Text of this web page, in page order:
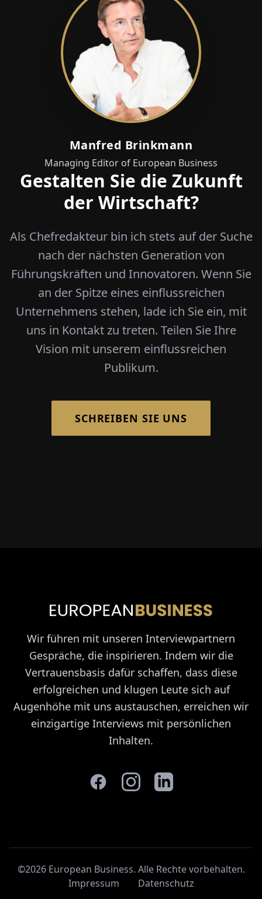
Manfred Brinkmann
Managing Editor of European Business
Gestalten Sie die Zukunft
der Wirtschaft?
Als Chefredakteur bin ich stets auf der Suche
nach der nächsten Generation von
Führungskräften und Innovatoren. Wenn Sie
an der Spitze eines einflussreichen
Unternehmens stehen, lade ich Sie ein, mit
uns in Kontakt zu treten. Teilen Sie Ihre
Vision mit unserem einflussreichen
Publikum.
SCHREIBEN SIE UNS
Wir führen mit unseren Interviewpartnern
Gespräche, die inspirieren. Indem wir die
Vertrauensbasis dafür schaffen, dass diese
erfolgreichen und klugen Leute sich auf
Augenhöhe mit uns austauschen, erreichen wir
einzigartige Interviews mit persönlichen
Inhalten.
©2026 European Business. Alle Rechte vorbehalten.
Impressum
Datenschutz